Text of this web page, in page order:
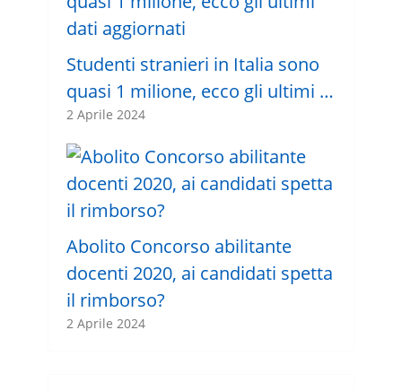
Studenti stranieri in Italia sono
quasi 1 milione, ecco gli ultimi …
2 Aprile 2024
Abolito Concorso abilitante
docenti 2020, ai candidati spetta
il rimborso?
2 Aprile 2024